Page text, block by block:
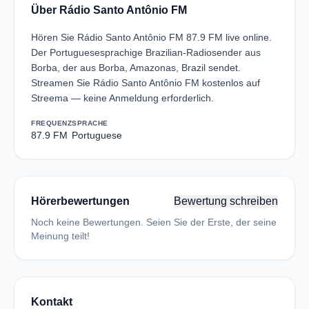
Über Rádio Santo Antônio FM
Hören Sie Rádio Santo Antônio FM 87.9 FM live online.
Der Portuguesesprachige Brazilian-Radiosender aus
Borba, der aus Borba, Amazonas, Brazil sendet.
Streamen Sie Rádio Santo Antônio FM kostenlos auf
Streema — keine Anmeldung erforderlich.
FREQUENZ
87.9 FM
SPRACHE
Portuguese
Hörerbewertungen Bewertung schreiben
Noch keine Bewertungen. Seien Sie der Erste, der seine
Meinung teilt!
Kontakt